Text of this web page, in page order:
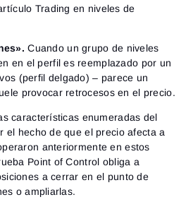
Trading en niveles de
Cuando un grupo de niveles
en el perfil es reemplazado por un
(perfil delgado) – parece un
provocar retrocesos en el precio.
características enumeradas del
el hecho de que el precio afecta a
anteriormente en estos
Point of Control obliga a
a cerrar en el punto de
o ampliarlas.